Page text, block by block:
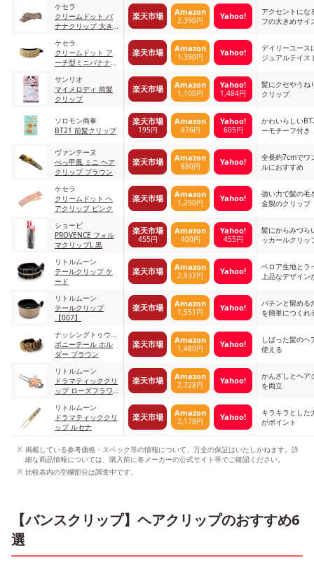
ケセラ
クリームドット バ
ナナクリップ 大き
楽天市場 Amazon
2,390円 Yahoo!
アクセントにな
フの大きめサイ
ケセラ
クリームドット ア
ーチ型ミニバナナク
ンサイズ
楽天市場 Amazon
1,390円 Yahoo!
デイリーユース
ジュアルテイス
サンリオ
マイメロディ 前髪
クリップ
楽天市場 Amazon
1,100円
Yahoo!
1,484円
髪にクセやうね
クリップ
ソロモン商事
BT21 前髪クリップ
楽天市場
195円
Amazon
876円
Yahoo!
605円
かわいらしい
ーモチーフ付き
ヴァンテーヌ
べっ甲風 ミニ ヘア
クリップ ブラウン
楽天市場 Amazon
880円 Yahoo!
全長約7cmでワ
ルにおすすめ
ケセラ
クリームドット ヘ
アクリップ ピンク
楽天市場 Amazon
1,290円 Yahoo!
強い力で髪の毛
金製のクリップ
ショービ
PROVENCE フォル
マクリップL 黒
楽天市場
455円
Amazon
400円
Yahoo!
455円
髪にからみづら
ッカールクリッ
リトルムーン
テールクリップ ケ
ード
楽天市場 Amazon
2,937円 Yahoo!
ベロア生地とラ
上品なデザイン
リトルムーン
テールクリップ
【007】
楽天市場 Amazon
1,551円 Yahoo!
パチンと留める
を簡単につくれ
ナッシングトゥウェ
ア
ポニーテール ホル
ダー ブラウン
楽天市場 Amazon
1,480円 Yahoo!
しばった髪のヘ
使える
リトルムーン
ドラマティッククリ
ップ ローズフラワ
楽天市場 Amazon
2,728円 Yahoo!
かんざしとヘア
を両立
リトルムーン
ドラマティッククリ
ップ ルセナ
楽天市場 Amazon
2,178円 Yahoo!
キラキラとした
がポイント
掲載している参考価格・スペック等の情報について、万全の保証はいたしかねます。詳
細な商品情報については、購入前に各メーカーの公式サイト等でご確認ください。
比較表内の空欄部分は調査中です。
【バンスクリップ】ヘアクリップのおすすめ6
選